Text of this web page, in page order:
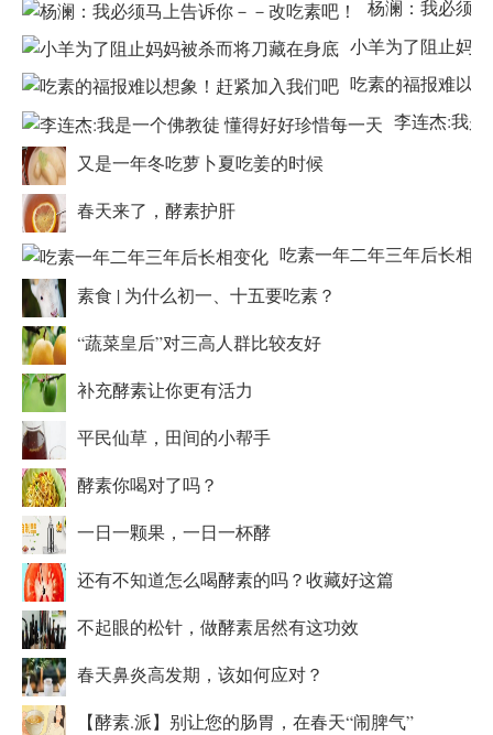
杨澜：我必须
小羊为了阻止妈
吃素的福报难以
李连杰:我是
又是一年冬吃萝卜夏吃姜的时候
春天来了，酵素护肝
吃素一年二年三年后长相
素食 | 为什么初一、十五要吃素？
“蔬菜皇后”对三高人群比较友好
补充酵素让你更有活力
平民仙草，田间的小帮手
酵素你喝对了吗？
一日一颗果，一日一杯酵
还有不知道怎么喝酵素的吗？收藏好这篇
不起眼的松针，做酵素居然有这功效
春天鼻炎高发期，该如何应对？
【酵素.派】别让您的肠胃，在春天“闹脾气”